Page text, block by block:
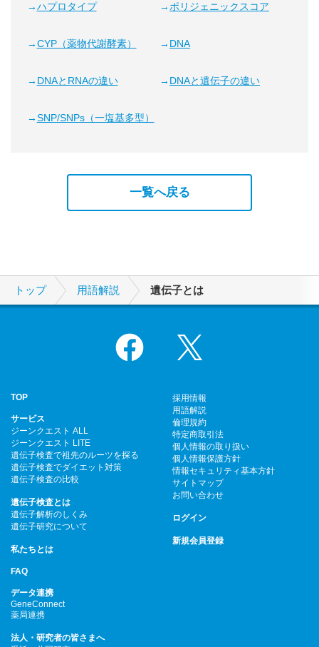
ハプロタイプ ポリジェニックスコア
CYP（薬物代謝酵素） DNA
DNAとRNAの違い DNAと遺伝子の違い
SNP/SNPs（一塩基多型）
一覧へ戻る
トップ 用語解説 遺伝子とは
Facebook
TOP
サービス
ジーンクエスト ALL
ジーンクエスト LITE
遺伝子検査で祖先のルーツを探る
遺伝子検査でダイエット対策
遺伝子検査の比較
遺伝子検査とは
遺伝子解析のしくみ
遺伝子研究について
私たちとは
FAQ
データ連携
GeneConnect
薬局連携
法人・研究者の皆さまへ
採用情報
用語解説
倫理規約
特定商取引法
個人情報の取り扱い
個人情報保護方針
情報セキュリティ基本方針
サイトマップ
お問い合わせ
ログイン
新規会員登録